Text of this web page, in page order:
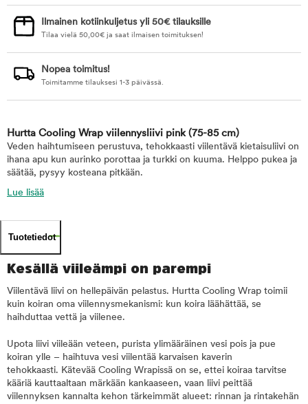
Ilmainen kotiinkuljetus yli 50€ tilauksille
Tilaa vielä 50,00€ ja saat ilmaisen toimituksen!
Nopea toimitus!
Toimitamme tilauksesi 1-3 päivässä.
Hurtta Cooling Wrap viilennysliivi pink (75-85 cm)
Veden haihtumiseen perustuva, tehokkaasti viilentävä kietaisuliivi on
ihana apu kun aurinko porottaa ja turkki on kuuma. Helppo pukea ja
säätää, pysyy kosteana pitkään.
Lue lisää
Tuotetiedot
Kesällä viileämpi on parempi
Viilentävä liivi on hellepäivän pelastus. Hurtta Cooling Wrap toimii
kuin koiran oma viilennysmekanismi: kun koira läähättää, se
haihduttaa vettä ja viilenee.
Upota liivi viileään veteen, purista ylimääräinen vesi pois ja pue
koiran ylle – haihtuva vesi viilentää karvaisen kaverin
tehokkaasti. Kätevää Cooling Wrapissä on se, ettei koiraa tarvitse
kääriä kauttaaltaan märkään kankaaseen, vaan liivi peittää
viilennyksen kannalta kehon tärkeimmät alueet: rinnan ja rintakehän